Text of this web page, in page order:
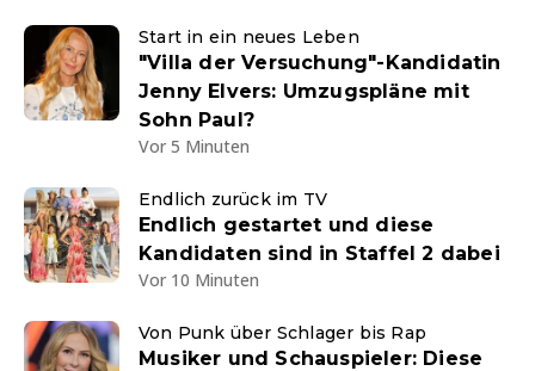
Start in ein neues Leben
"Villa der Versuchung"-Kandidatin
Jenny Elvers: Umzugspläne mit
Sohn Paul?
Vor 5 Minuten
Endlich zurück im TV
Endlich gestartet und diese
Kandidaten sind in Staffel 2 dabei
Vor 10 Minuten
Von Punk über Schlager bis Rap
Musiker und Schauspieler: Diese